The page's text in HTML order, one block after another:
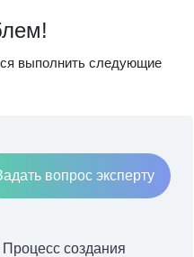
выполнить следующие
вопрос эксперту
создания